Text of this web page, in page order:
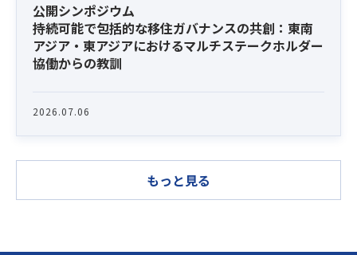
公開シンポジウム
持続可能で包括的な移住ガバナンスの共創：東南
アジア・東アジアにおけるマルチステークホルダー
協働からの教訓
2026.07.06
もっと見る